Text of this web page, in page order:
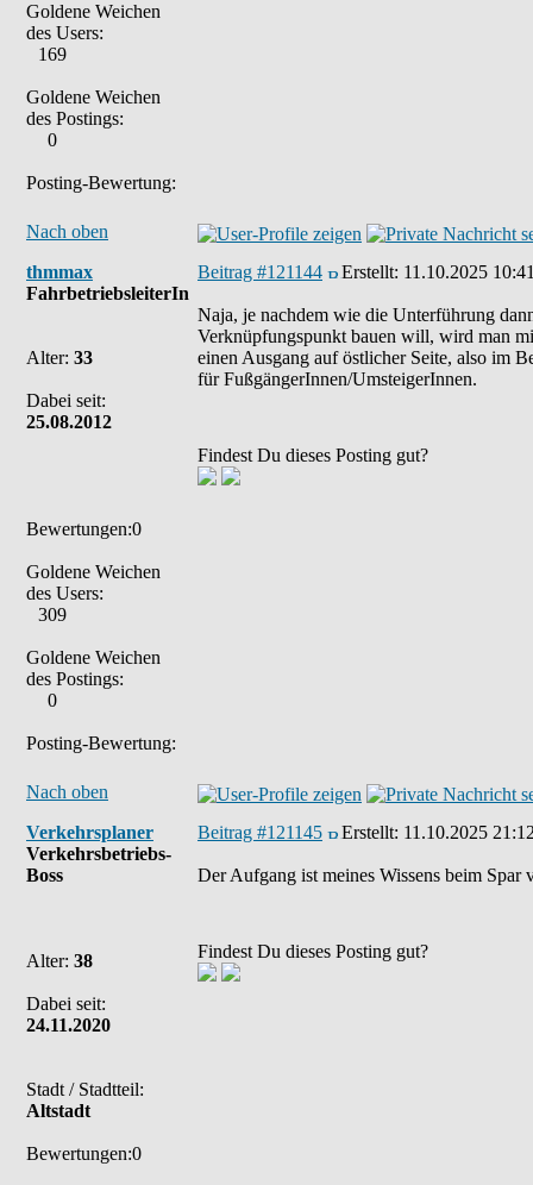
Goldene Weichen
des Users:
169
Goldene Weichen
des Postings:
0
Posting-Bewertung:
Nach oben
thmmax
FahrbetriebsleiterIn
Alter: 33
Dabei seit:
25.08.2012
Bewertungen:0
Goldene Weichen
des Users:
309
Goldene Weichen
des Postings:
0
Posting-Bewertung:
Beitrag #121144 Erstellt: 11.10.2025
Naja, je nachdem wie die Unterführung
Verknüpfungspunkt bauen will, wird man
einen Ausgang auf östlicher Seite, also im
für FußgängerInnen/UmsteigerInnen.
Findest Du dieses Posting gut?
Nach oben
Verkehrsplaner
Verkehrsbetriebs-
Boss
Alter: 38
Dabei seit:
24.11.2020
Stadt / Stadtteil:
Altstadt
Bewertungen:0
Beitrag #121145 Erstellt: 11.10.2025
Der Aufgang ist meines Wissens beim Spar
Findest Du dieses Posting gut?